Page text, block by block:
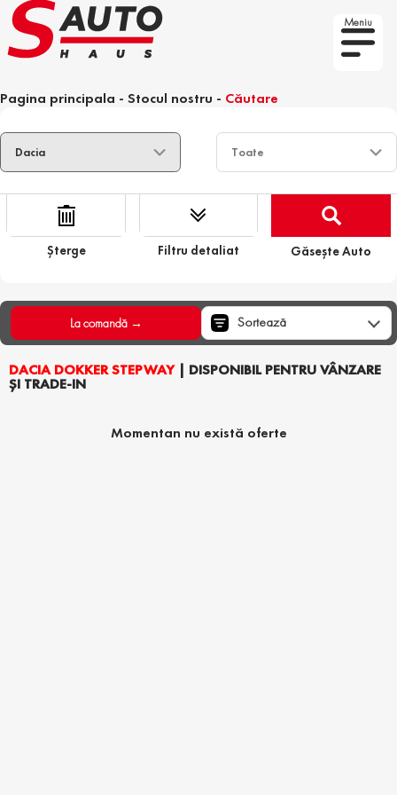
Meniu
Pagina principala - Stocul nostru - Căutare
Șterge Filtru detaliat Găsește Auto
DACIA DOKKER STEPWAY| DISPONIBIL PENTRU VÂNZARE
ȘI TRADE-IN
La comandă → Sortează
Momentan nu există oferte